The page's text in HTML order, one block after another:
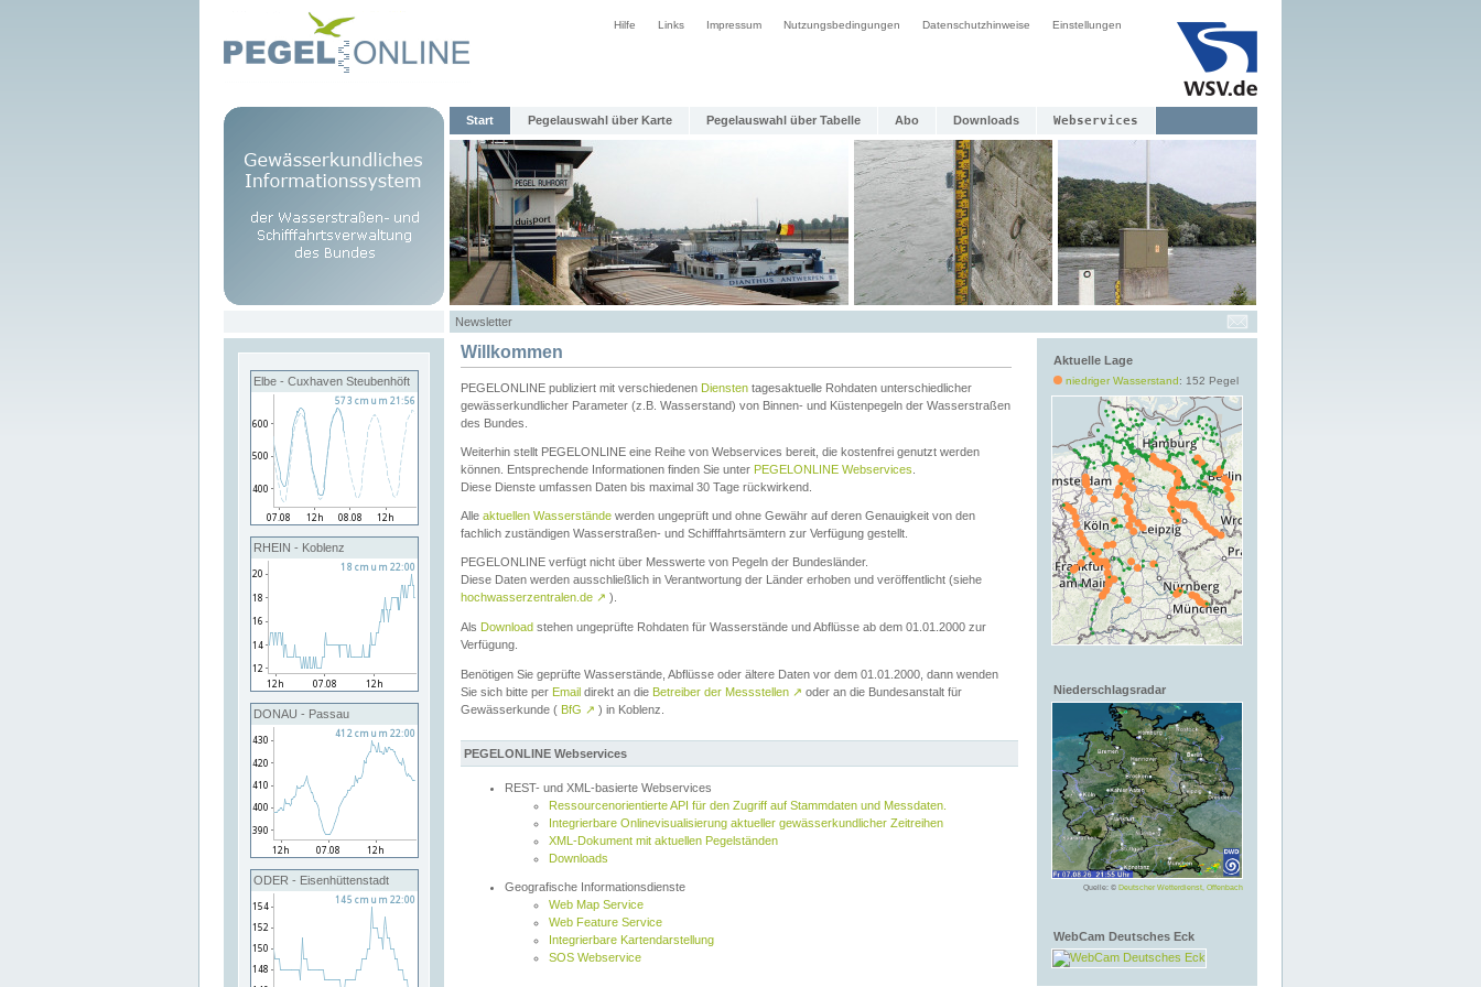
Hilfe Links Impressum Nutzungsbedingungen Datenschutzhinweise Einstellungen
Start Pegelauswahl über Karte Pegelauswahl über Tabelle Abo Downloads Webservices
Newsletter
Elbe - Cuxhaven Steubenhöft
RHEIN - Koblenz
DONAU - Passau
ODER - Eisenhüttenstadt
Aktuelle Lage
niedriger Wasserstand: 152 Pegel
Niederschlagsradar
Quelle: © Deutscher Wetterdienst, Offenbach
WebCam Deutsches Eck
Willkommen
PEGELONLINE publiziert mit verschiedenen Diensten tagesaktuelle Rohdaten unterschiedlicher
gewässerkundlicher Parameter (z.B. Wasserstand) von Binnen- und Küstenpegeln der Wasserstraßen
des Bundes.
Weiterhin stellt PEGELONLINE eine Reihe von Webservices bereit, die kostenfrei genutzt werden
können. Entsprechende Informationen finden Sie unter PEGELONLINE Webservices
Diese Dienste umfassen Daten bis maximal 30 Tage rückwirkend.
Alle aktuellen Wasserstände werden ungeprüft und ohne Gewähr auf deren Genauigkeit von den
fachlich zuständigen Wasserstraßen- und Schifffahrtsämtern zur Verfügung gestellt.
PEGELONLINE verfügt nicht über Messwerte von Pegeln der Bundesländer.
Diese Daten werden ausschließlich in Verantwortung der Länder erhoben und veröffentlicht (siehe
hochwasserzentralen.de ↗ ).
Als Download stehen ungeprüfte Rohdaten für Wasserstände und Abflüsse ab dem 01.01.2000 zur
Verfügung.
Benötigen Sie geprüfte Wasserstände, Abflüsse oder ältere Daten vor dem 01.01.2000, dann wenden
Sie sich bitte per Email direkt an die Betreiber der Messstellen ↗ oder an die Bundesanstalt für
Gewässerkunde ( BfG ↗ ) in Koblenz.
PEGELONLINE Webservices
REST- und XML-basierte Webservices
Ressourcenorientierte API für den Zugriff auf Stammdaten und Messdaten.
Integrierbare Onlinevisualisierung aktueller gewässerkundlicher Zeitreihen
XML-Dokument mit aktuellen Pegelständen
Downloads
Geografische Informationsdienste
Web Map Service
Web Feature Service
Integrierbare Kartendarstellung
SOS Webservice